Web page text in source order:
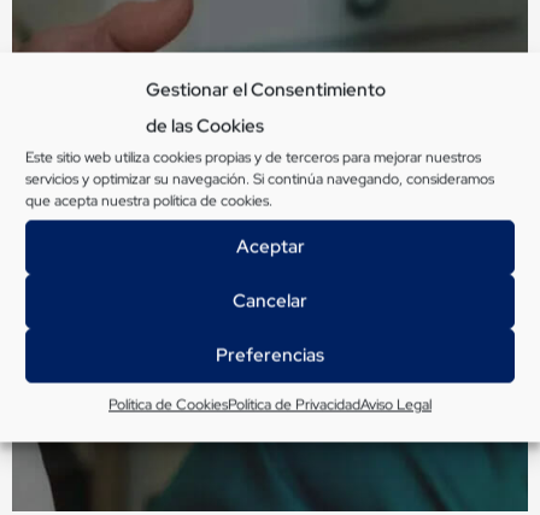
Gestionar el Consentimiento
de las Cookies
Este sitio web utiliza cookies propias y de terceros para mejorar nuestros
servicios y optimizar su navegación. Si continúa navegando, consideramos
que acepta nuestrapolítica de cookies.
Aceptar
Cancelar
Preferencias
Política de CookiesPolítica de PrivacidadAviso Legal
Inscríbete en nuestra bolsa de
empleo
Si estás buscando empleo en nuestras
residencias, te lo ponemos mucho más facil.
Ir a la Bolsa de Empleo